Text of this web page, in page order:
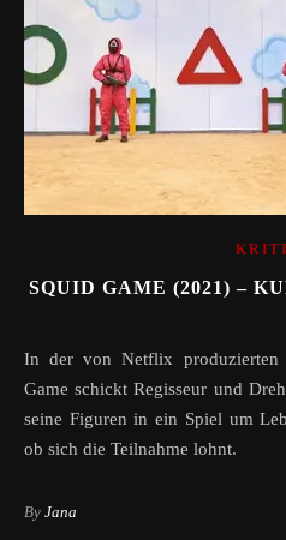
SQUID GAME (2021) –
In der von Netflix produzierten südkoreanischen Serie Squid
Game schickt Regisseur und
seine Figuren in ein Spiel um
ob sich die Teilnahme lohnt.
By Jana